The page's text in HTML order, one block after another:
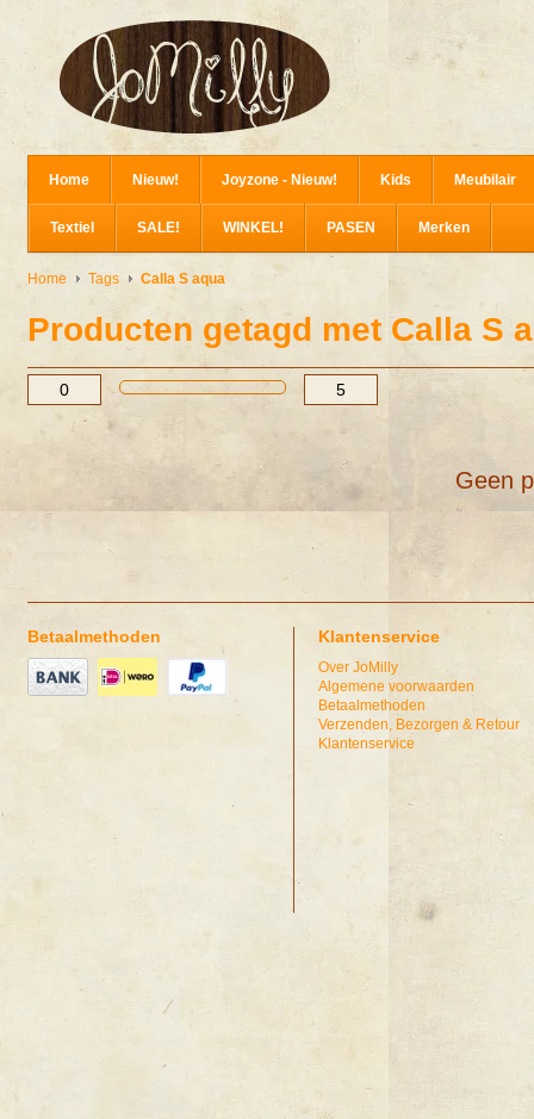
Home Nieuw! Joyzone - Nieuw! Kids Meubilair
Textiel SALE! WINKEL! PASEN Merken
Home Tags Calla S aqua
Producten getagd met Calla S
Geen
Betaalmethoden Klantenservice
Over JoMilly
Algemene voorwaarden
Betaalmethoden
Verzenden, Bezorgen & Retour
Klantenservice